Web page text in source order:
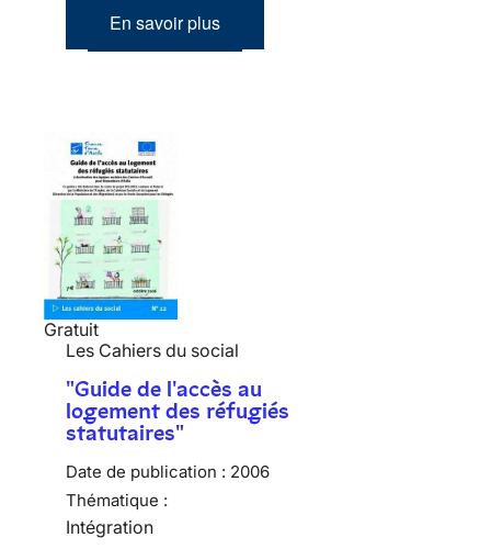
En savoir plus
Gratuit
Les Cahiers du social
"Guide de l'accès au
logement des réfugiés
statutaires"
Date de publication : 2006
Thématique :
Intégration